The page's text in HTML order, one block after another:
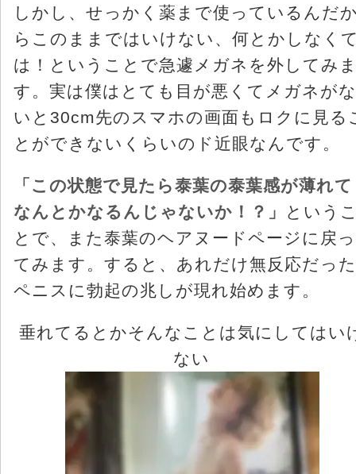
しかし、せっかく薬まで使っているんだ
らこのままではいけない、何とかしなく
は！ということで急遽メガネを外してみ
す。実は僕はとても目が悪くてメガネがな
いと30cm先のスマホの画面もロクに見る
とができないくらいのド近眼なんです。
「この状態で見たら泰葉の泰葉感が薄れて
なんとかなるんじゃないか！？」
という
とで、また泰葉のヘアヌードページに戻っ
てみます。すると、あれだけ無反応だった
ペニスに勃起の兆しが現れ始めます。
垂れてるとかそんなことは気にしてはい
ない